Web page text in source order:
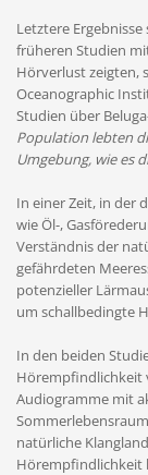
Letztere
früheren Studien
Hörverlust zeigten,
Oceanographic
Studien über
Population lebten
Umgebung, wie es
In einer Zeit, in der
wie Öl-,
Verständnis der
gefährdeten
potenzieller
um schallbedingte
In den beiden
Hörempfindlichkeit
Audiogramme mit
natürliche
Hörempfindlichkeit